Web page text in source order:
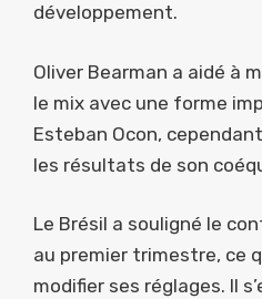
développement.
Oliver Bearman a aidé à
le mix avec une forme
Esteban Ocon,
les résultats de son
Le Brésil a souligné le
au premier trimestre, ce
modifier ses réglages. Il